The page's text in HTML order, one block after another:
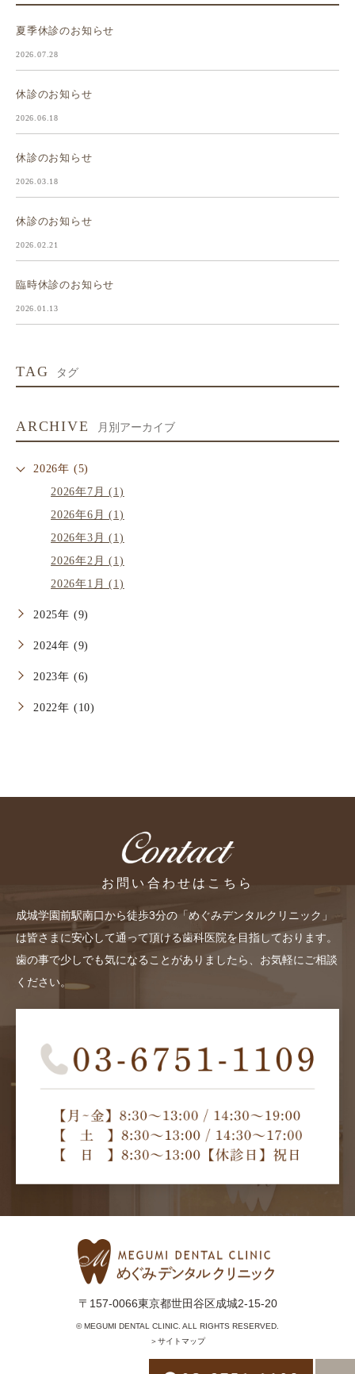
夏季休診のお知らせ
2026.07.28
休診のお知らせ
2026.06.18
休診のお知らせ
2026.03.18
休診のお知らせ
2026.02.21
臨時休診のお知らせ
2026.01.13
TAG タグ
ARCHIVE 月別アーカイブ
2026年 (5)
2026年7月 (1)
2026年6月 (1)
2026年3月 (1)
2026年2月 (1)
2026年1月 (1)
2025年 (9)
2024年 (9)
2023年 (6)
2022年 (10)
お問い合わせはこちら
成城学園前駅南口から徒歩3分の「めぐみデンタルクリニック」
は皆さまに安心して通って頂ける歯科医院を目指しております。
歯の事で少しでも気になることがありましたら、お気軽にご相談
ください。
〒157-0066東京都世田谷区成城2-15-20
© MEGUMI DENTAL CLINIC. ALL RIGHTS RESERVED.
＞サイトマップ